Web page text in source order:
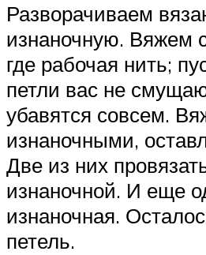
Разворачиваем
изнаночную. Вяжем
где рабочая нить;
петли вас не
убавятся совсем.
изнаночными,
Две из них
изнаночной. И еще
изнаночная.
петель.